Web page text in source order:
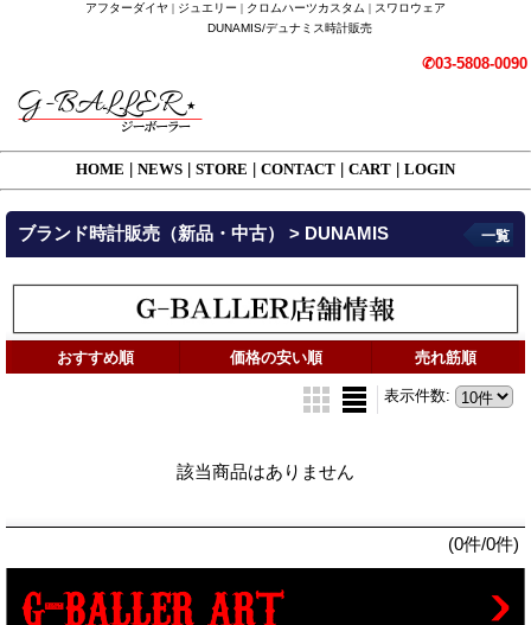
アフターダイヤ | ジュエリー | クロムハーツカスタム | スワロウェア
DUNAMIS/デュナミス時計販売
✆03-5808-0090
HOME NEWS STORE CONTACT CART LOGIN
ブランド時計販売（新品・中古） > DUNAMIS 一覧
おすすめ順 価格の安い順 売れ筋順
表示件数:
該当商品はありません
(0件/0件)